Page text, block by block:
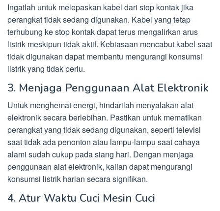
Ingatlah untuk melepaskan kabel dari stop kontak jika
perangkat tidak sedang digunakan. Kabel yang tetap
terhubung ke stop kontak dapat terus mengalirkan arus
listrik meskipun tidak aktif. Kebiasaan mencabut kabel saat
tidak digunakan dapat membantu mengurangi konsumsi
listrik yang tidak perlu.
3. Menjaga Penggunaan Alat Elektronik
Untuk menghemat energi, hindarilah menyalakan alat
elektronik secara berlebihan. Pastikan untuk mematikan
perangkat yang tidak sedang digunakan, seperti televisi
saat tidak ada penonton atau lampu-lampu saat cahaya
alami sudah cukup pada siang hari. Dengan menjaga
penggunaan alat elektronik, kalian dapat mengurangi
konsumsi listrik harian secara signifikan.
4. Atur Waktu Cuci Mesin Cuci